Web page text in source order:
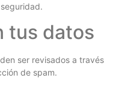
tus datos
ser revisados a través
de spam.